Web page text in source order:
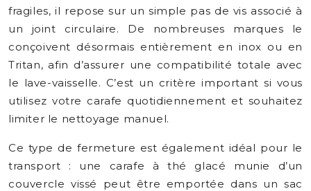
fragiles, il repose sur un simple pas de vis associé à
un joint circulaire. De nombreuses marques le
conçoivent désormais entièrement en inox ou en
Tritan, afin d’assurer une compatibilité totale avec
le lave-vaisselle. C’est un critère important si vous
utilisez votre carafe quotidiennement et souhaitez
limiter le nettoyage manuel.
Ce type de fermeture est également idéal pour le
transport : une carafe à thé glacé munie d’un
couvercle vissé peut être emportée dans un sac